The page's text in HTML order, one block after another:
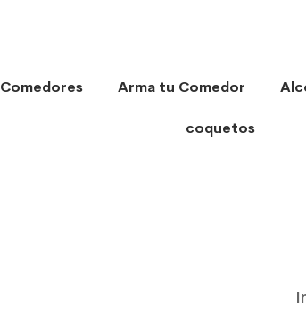
Comedores Arma tu Comedor
coquetos